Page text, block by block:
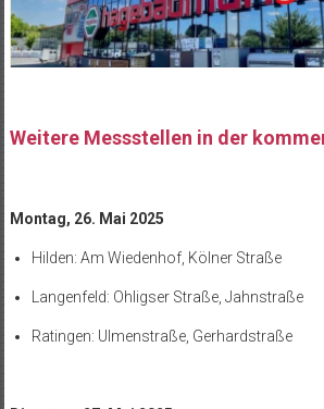
Weitere Messstellen in der
Montag, 26. Mai 2025
Hilden: Am Wiedenhof, Kölner Straße
Langenfeld: Ohligser Straße, Jahnstraße
Ratingen: Ulmenstraße, Gerhardstraße